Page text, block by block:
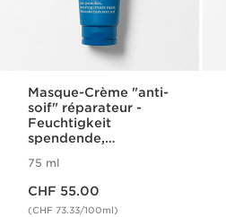
Masque-Crème "anti-
soif" réparateur -
Feuchtigkeit
spendende,
Maske
75 ml
CHF 55.00
(CHF 73.33/100ml)